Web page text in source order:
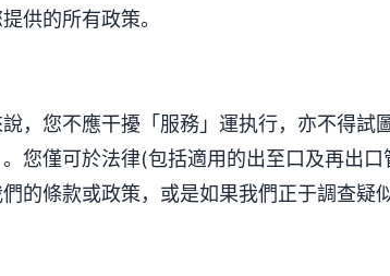
供的所有政策。
，您不應干擾「服務」運执行，亦不得試
您僅可於法律(包括適用的出至口及再出
們的條款或政策，或是如果我們正于調查